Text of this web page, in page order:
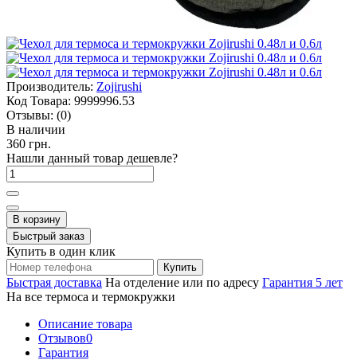
Производитель: Zojirushi
Код Товара: 9999996.53
Отзывы: (0)
В наличии
360 грн.
Нашли данный товар дешевле?
В корзину
Быстрый заказ
Купить в один клик
Купить
Быстрая доставка На отделение или по адресу Гарантия 5 лет
На все термоса и термокружки
Описание товара
Отзывов0
Гарантия